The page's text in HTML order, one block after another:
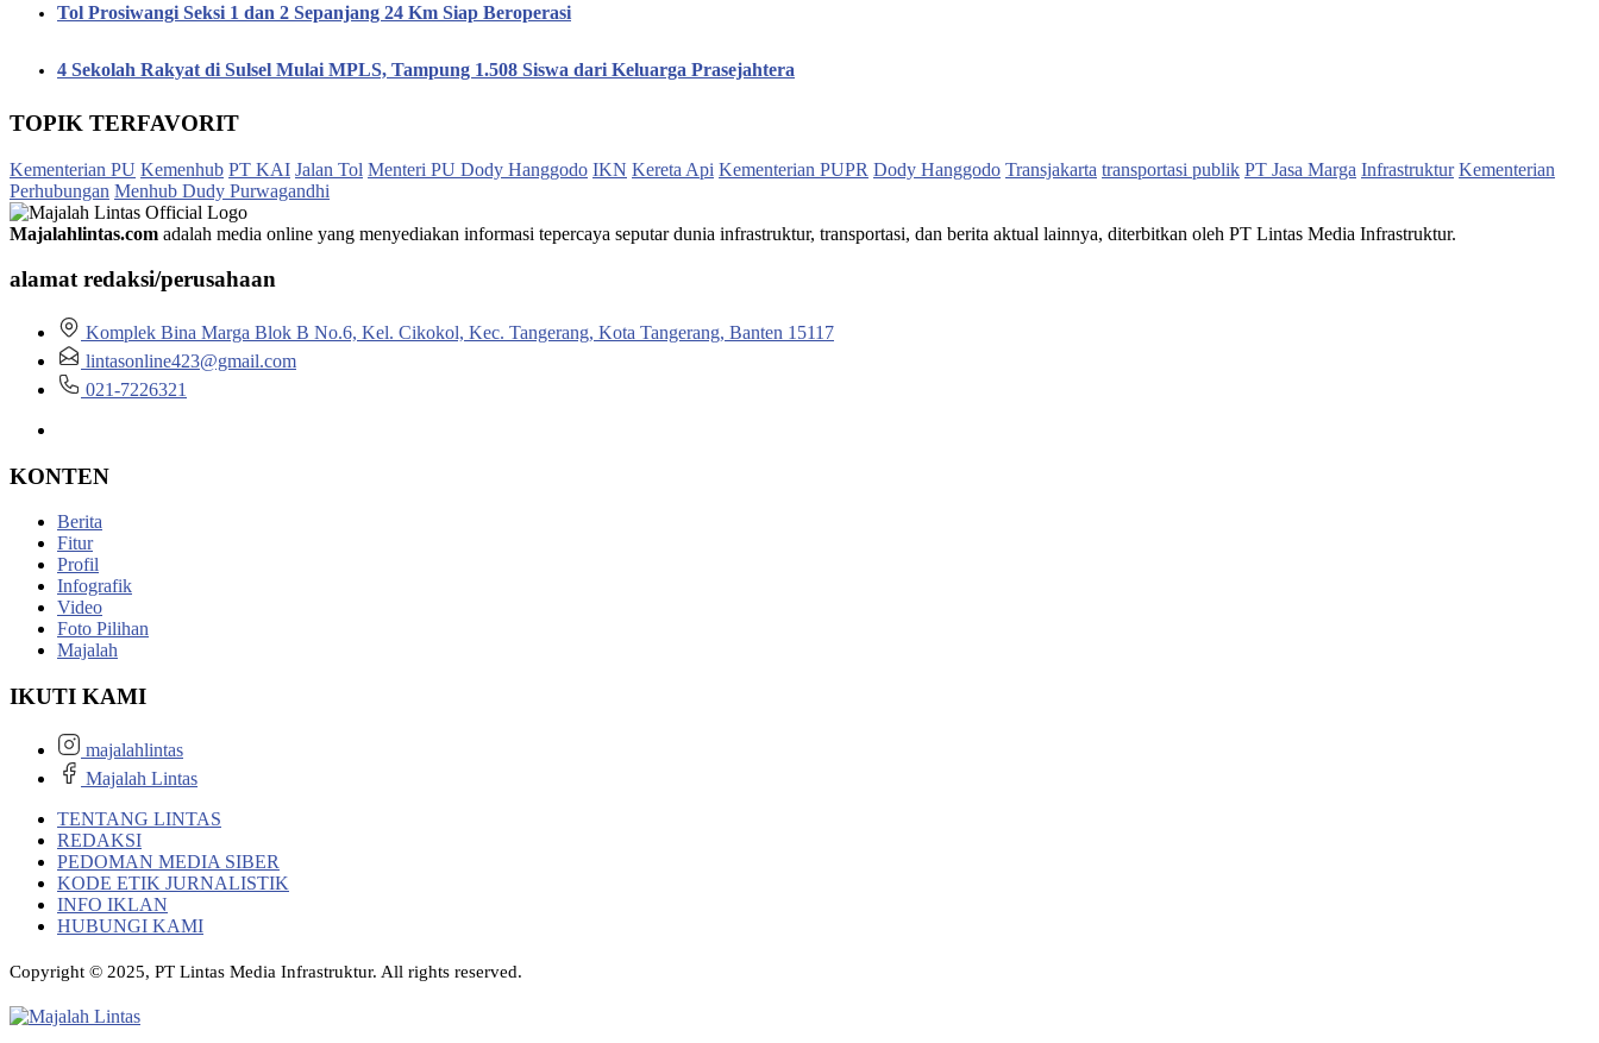
Tol Prosiwangi Seksi 1 dan 2 Sepanjang 24 Km Siap Beroperasi
4 Sekolah Rakyat di Sulsel Mulai MPLS, Tampung 1.508 Siswa dari Keluarga Prasejahtera
TOPIK TERFAVORIT
Kementerian PU Kemenhub PT KAI Jalan Tol Menteri PU Dody Hanggodo IKN Kereta Api Kementerian PUPR Dody Hanggodo Transjakarta transportasi publik PT Jasa Marga Infrastruktur Kementerian
Perhubungan Menhub Dudy Purwagandhi
Majalahlintas.com adalah media online yang menyediakan informasi tepercaya seputar dunia infrastruktur, transportasi, dan berita aktual lainnya, diterbitkan oleh PT Lintas Media Infrastruktur.
alamat redaksi/perusahaan
Komplek Bina Marga Blok B No.6, Kel. Cikokol, Kec. Tangerang, Kota Tangerang, Banten 15117
lintasonline423@gmail.com
021-7226321
KONTEN
Berita
Fitur
Profil
Infografik
Video
Foto Pilihan
Majalah
IKUTI KAMI
majalahlintas
Majalah Lintas
TENTANG LINTAS
REDAKSI
PEDOMAN MEDIA SIBER
KODE ETIK JURNALISTIK
INFO IKLAN
HUBUNGI KAMI
Copyright © 2025, PT Lintas Media Infrastruktur. All rights reserved.